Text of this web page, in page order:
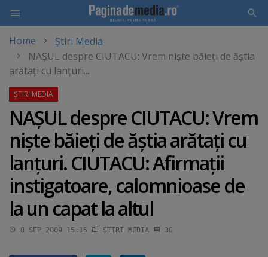
main
content
Home
Știri Media
NAŞUL despre CIUTACU: Vrem nişte băieţi de ăştia
arătaţi cu lanţuri....
NAŞUL despre CIUTACU: Vrem
nişte băieţi de ăştia arătaţi cu
lanţuri. CIUTACU: Afirmaţii
instigatoare, calomnioase de
la un capat la altul
8 SEP 2009 15:15 ȘTIRI MEDIA 38